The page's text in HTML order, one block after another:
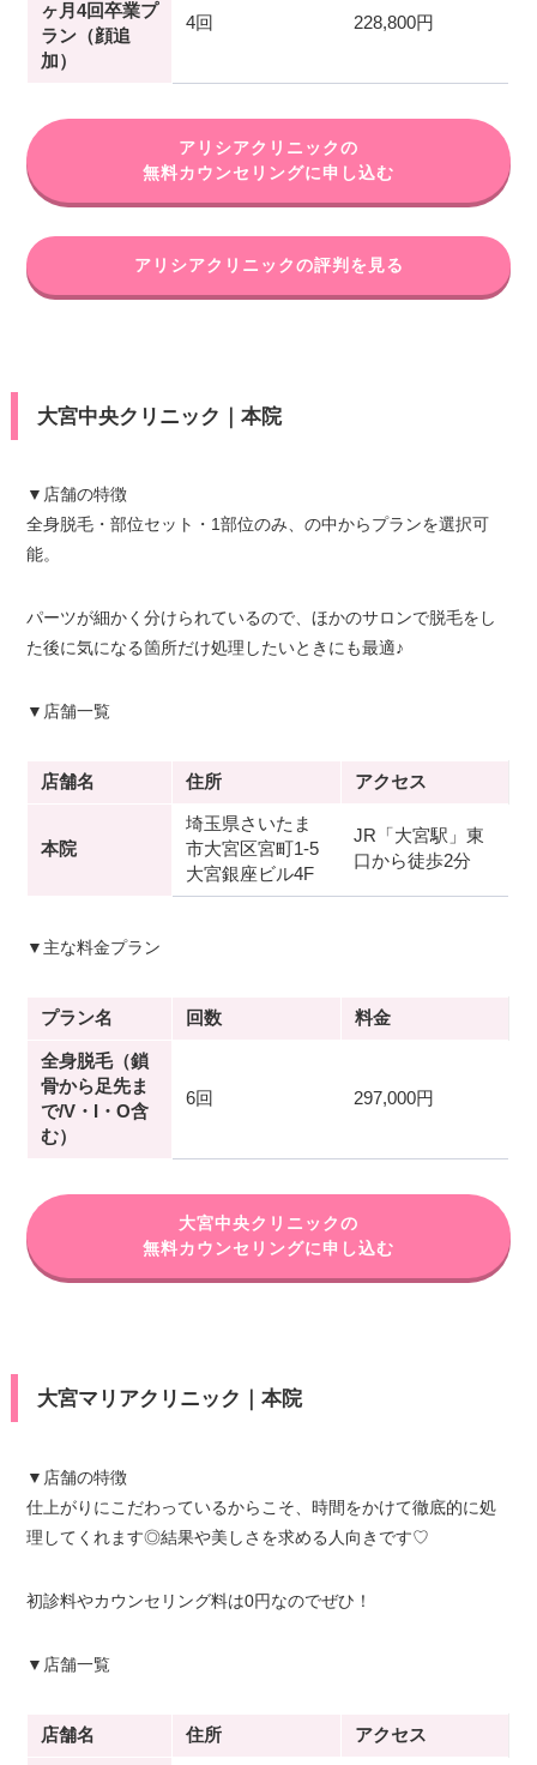
ヶ月4回卒業プ
ラン（顔追
加）
4回 228,800円
アリシアクリニックの
無料カウンセリングに申し込む
アリシアクリニックの評判を見る
大宮中央クリニック｜本院
▼店舗の特徴
全身脱毛・部位セット・1部位のみ、の中からプランを選択可
能。
パーツが細かく分けられているので、ほかのサロンで脱毛をし
た後に気になる箇所だけ処理したいときにも最適♪
▼店舗一覧
店舗名 住所 アクセス
本院
埼玉県さいたま
市大宮区宮町1-5
大宮銀座ビル4F
JR「大宮駅」東
口から徒歩2分
▼主な料金プラン
プラン名 回数 料金
全身脱毛（鎖
骨から足先ま
で/V・I・O含
む）
6回 297,000円
大宮中央クリニックの
無料カウンセリングに申し込む
大宮マリアクリニック｜本院
▼店舗の特徴
仕上がりにこだわっているからこそ、時間をかけて徹底的に処
理してくれます◎結果や美しさを求める人向きです♡
初診料やカウンセリング料は0円なのでぜひ！
▼店舗一覧
店舗名 住所 アクセス